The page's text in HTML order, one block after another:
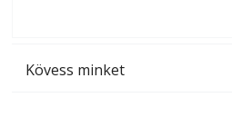
Kövess minket